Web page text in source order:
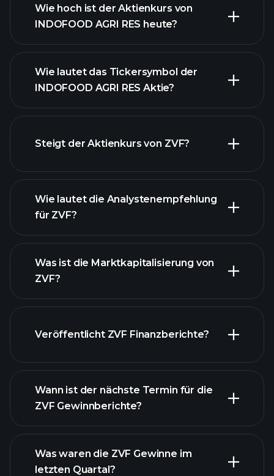
Wie hoch ist der Aktienkurs von
INDOFOOD AGRI RES heute?
Wie lautet das Tickersymbol der
INDOFOOD AGRI RES Aktie?
Steigt der Aktienkurs von ZVF?
ZVF Diagramm
Wie lautet die Analystenempfehlung
für ZVF?
Was ist die Marktkapitalisierung von
ZVF?
Liste der Aktien
Veröffentlicht ZVF Finanzberichte?
Finanzberichte von
ZVF
Wann ist der nächste Termin für die
ZVF Gewinnberichte?
Was waren die ZVF Gewinne im
letzten Quartal?